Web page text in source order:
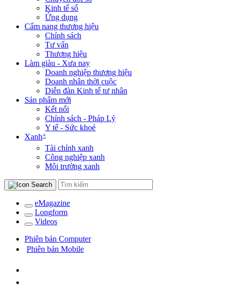
Kinh tế số
Ứng dụng
Cẩm nang thương hiệu
Chính sách
Tư vấn
Thương hiệu
Làm giàu - Xưa nay
Doanh nghiệp thương hiệu
Doanh nhân thời cuộc
Diễn đàn Kinh tế tư nhân
Sản phẩm mới
Kết nối
Chính sách - Pháp Lý
Y tế - Sức khoẻ
Xanh+
Tài chính xanh
Công nghiệp xanh
Môi trường xanh
eMagazine
Longform
Videos
Phiên bản Computer
Phiên bản Mobile